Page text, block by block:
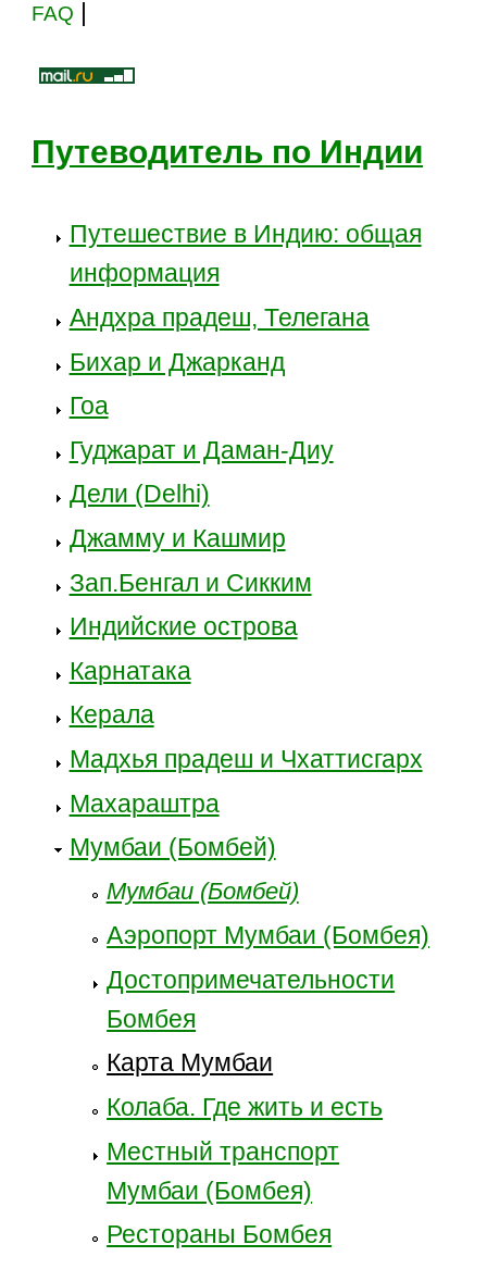
FAQ
Путеводитель по Индии
Путешествие в Индию: общая
информация
Андхра прадеш, Телегана
Бихар и Джарканд
Гоа
Гуджарат и Даман-Диу
Дели (Delhi)
Джамму и Кашмир
Зап.Бенгал и Сикким
Индийские острова
Карнатака
Керала
Мадхья прадеш и Чхаттисгарх
Махараштра
Мумбаи (Бомбей)
Мумбаи (Бомбей)
Аэропорт Мумбаи (Бомбея)
Достопримечательности
Бомбея
Карта Мумбаи
Колаба. Где жить и есть
Местный транспорт
Мумбаи (Бомбея)
Рестораны Бомбея